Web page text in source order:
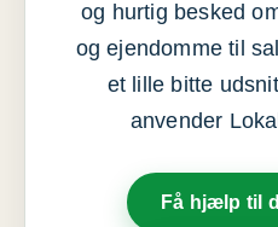
og hurtig besked
og ejendomme til
et lille bitte
anvender
Få hjælp til